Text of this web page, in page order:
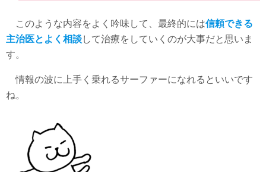
このような内容をよく吟味して、最終的には信頼できる
主治医とよく相談して治療をしていくのが大事だと思いま
す。
情報の波に上手く乗れるサーファーになれるといいです
ね。